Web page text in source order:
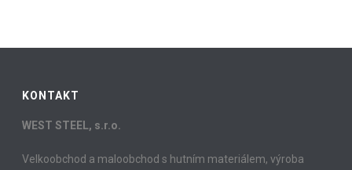
KONTAKT
WEST STEEL, s.r.o.
Velkoobchod a maloobchod s hutním materiálem, výroba